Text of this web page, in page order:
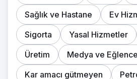
Sağlık ve Hastane
Ev
Sigorta
Yasal Hizmetler
Üretim
Medya ve Eğlence
Kar amacı gütmeyen